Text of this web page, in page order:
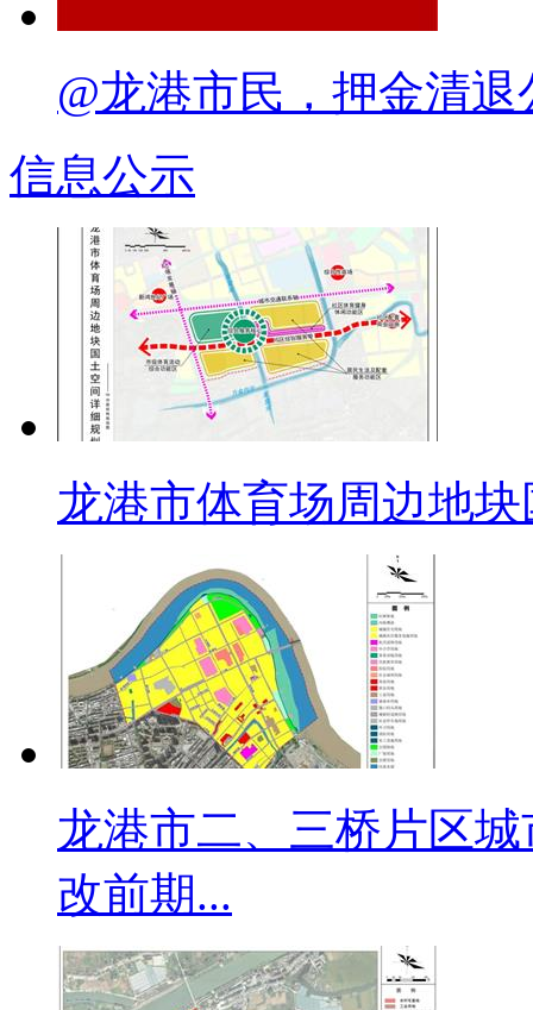
@龙港市民，押金清退
信息公示
龙港市体育场周边地
龙港市二、三桥片区
改前期...